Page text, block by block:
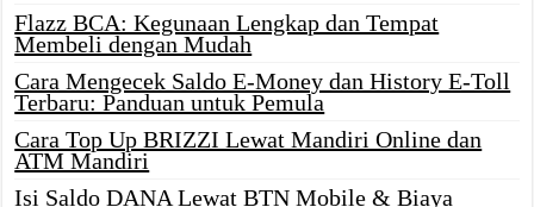
Flazz BCA: Kegunaan Lengkap dan Tempat
Membeli dengan Mudah
Cara Mengecek Saldo E-Money dan History E-Toll
Terbaru: Panduan untuk Pemula
Cara Top Up BRIZZI Lewat Mandiri Online dan
ATM Mandiri
Isi Saldo DANA Lewat BTN Mobile & Biaya